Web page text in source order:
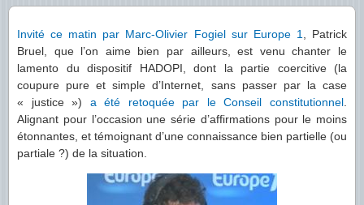
Invité ce matin par Marc-Olivier Fogiel sur Europe 1
, Patrick
Bruel, que l’on aime bien par ailleurs, est venu chanter le
lamento du dispositif HADOPI, dont la partie coercitive (la
coupure pure et simple d’Internet, sans passer par la case
« justice ») a été retoquée par le Conseil constitutionnel
Alignant pour l’occasion une série d’affirmations pour le moins
étonnantes, et témoignant d’une connaissance bien partielle (ou
partiale ?) de la situation.